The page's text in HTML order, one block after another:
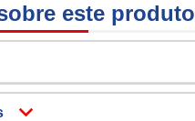
este produto